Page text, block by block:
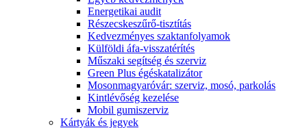
Energetikai audit
Részecskeszűrő-tisztítás
Kedvezményes szaktanfolyamok
Külföldi áfa-visszatérítés
Műszaki segítség és szerviz
Green Plus égéskatalizátor
Mosonmagyaróvár: szerviz, mosó, parkolás
Kintlévőség kezelése
Mobil gumiszerviz
Kártyák és jegyek